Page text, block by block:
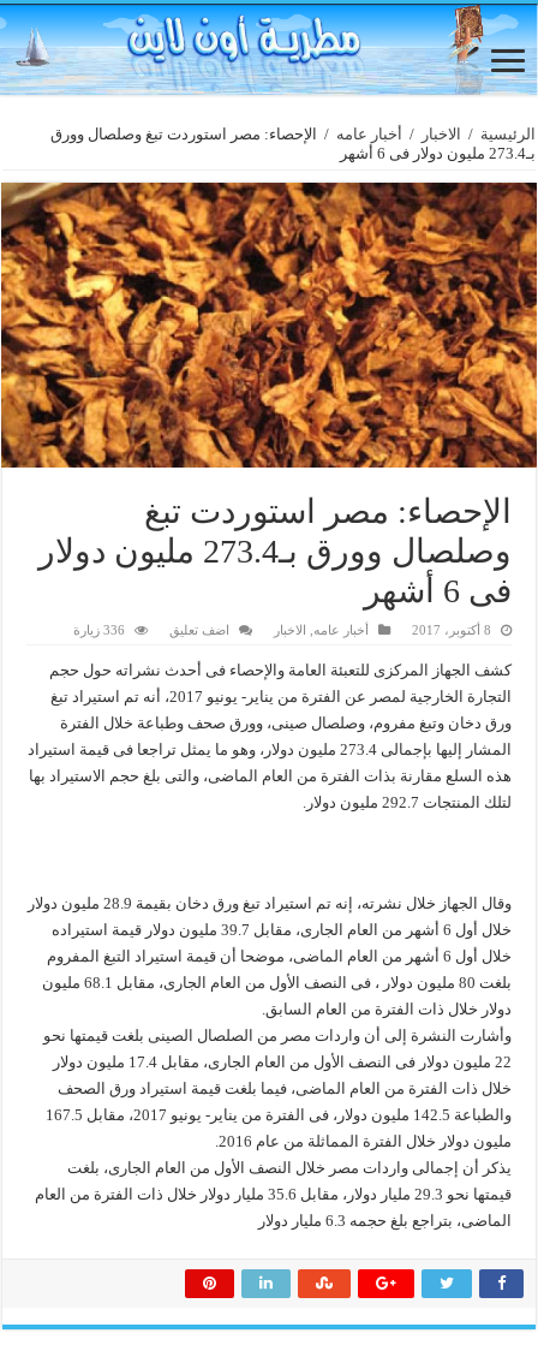
الرئيسية / الاخبار / أخبار عامه / الإحصاء: مصر استوردت تبغ وصلصال وورق
بـ273.4 مليون دولار فى 6 أشهر
الإحصاء: مصر استوردت تبغ
وصلصال وورق بـ273.4 مليون دولار
فى 6 أشهر
8 أكتوبر، 2017 أخبار عامه الاخبار اضف تعليق 336 زيارة
كشف الجهاز المركزى للتعبئة العامة والإحصاء فى أحدث نشراته حول حجم
التجارة الخارجية لمصر عن الفترة من يناير- يونيو 2017، أنه تم استيراد تبغ
ورق دخان وتبغ مفروم، وصلصال صينى، وورق صحف وطباعة خلال الفترة
المشار إليها بإجمالى 273.4 مليون دولار، وهو ما يمثل تراجعا فى قيمة استيراد
هذه السلع مقارنة بذات الفترة من العام الماضى، والتى بلغ حجم الاستيراد بها
لتلك المنتجات 292.7 مليون دولار.
وقال الجهاز خلال نشرته، إنه تم استيراد تبغ ورق دخان بقيمة 28.9 مليون دولار
خلال أول 6 أشهر من العام الجارى، مقابل 39.7 مليون دولار قيمة استيراده
خلال أول 6 أشهر من العام الماضى، موضحا أن قيمة استيراد التبغ المفروم
بلغت 80 مليون دولار ، فى النصف الأول من العام الجارى، مقابل 68.1 مليون
دولار خلال ذات الفترة من العام السابق.
وأشارت النشرة إلى أن واردات مصر من الصلصال الصينى بلغت قيمتها نحو
22 مليون دولار فى النصف الأول من العام الجارى، مقابل 17.4 مليون دولار
خلال ذات الفترة من العام الماضى، فيما بلغت قيمة استيراد ورق الصحف
والطباعة 142.5 مليون دولار، فى الفترة من يناير- يونيو 2017، مقابل 167.5
مليون دولار خلال الفترة المماثلة من عام 2016.
يذكر أن إجمالى واردات مصر خلال النصف الأول من العام الجارى، بلغت
قيمتها نحو 29.3 مليار دولار، مقابل 35.6 مليار دولار خلال ذات الفترة من العام
الماضى، بتراجع بلغ حجمه 6.3 مليار دولار